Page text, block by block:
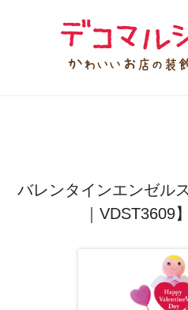
バレンタインエンゼル
｜VDST3609